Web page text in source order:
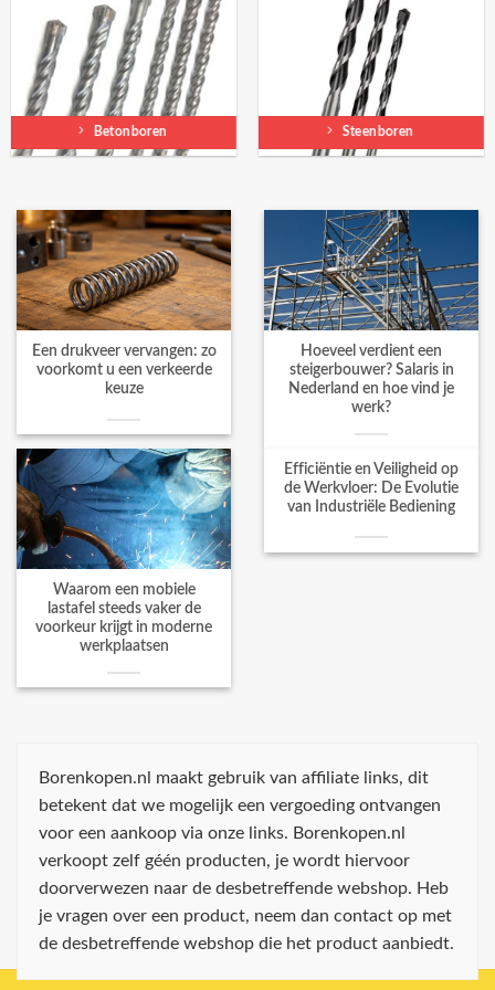
Betonboren Steenboren
Een drukveer vervangen: zo
voorkomt u een verkeerde
keuze
Hoeveel verdient een
steigerbouwer? Salaris in
Nederland en hoe vind je
werk?
Waarom een mobiele
lastafel steeds vaker de
voorkeur krijgt in moderne
werkplaatsen
Efficiëntie en Veiligheid op
de Werkvloer: De Evolutie
van Industriële Bediening
Borenkopen.nl maakt gebruik van affiliate links, dit
betekent dat we mogelijk een vergoeding ontvangen
voor een aankoop via onze links. Borenkopen.nl
verkoopt zelf géén producten, je wordt hiervoor
doorverwezen naar de desbetreffende webshop. Heb
je vragen over een product, neem dan contact op met
de desbetreffende webshop die het product aanbiedt.